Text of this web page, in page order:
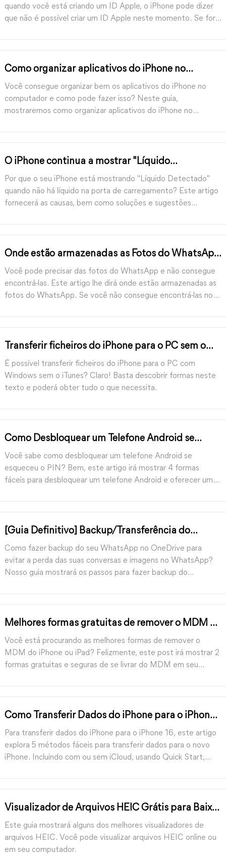
quando você está criando um ID Apple, o iPhone pode dizer
que não é possível criar um ID Apple neste momento. Se for
Como organizar aplicativos do iPhone no
computador com/sem iTunes
Você consegue organizar bem os aplicativos do iPhone no
computador e como pode fazer isso? Neste guia,
mostraremos como organizar aplicativos do iPhone no
O iPhone continua a mostrar "Líquido
Detectado" mas não está molhado? 6 Soluções
Por que o seu iPhone está mostrando "Líquido Detectado"
quando não há líquido na porta de carregamento? Este artigo
fornecerá as causas, bem como soluções e sugestões
Onde estão armazenadas as Fotos do WhatsApp
no iPhone, Android, PC?
Você pode precisar das fotos do WhatsApp e não consegue
encontrá-las. Este artigo lhe dirá onde estão armazenadas as
fotos do WhatsApp. Se você não consegue encontrá-las no
Transferir ficheiros do iPhone para o PC sem o
iTunes: 5 principais formas
É possível transferir ficheiros do iPhone para o PC com
Windows sem o iTunes? Claro! Basta descobrir formas neste
texto e poderá obter tudo o que necessita.
Como Desbloquear um Telefone Android se
Esqueceu o PIN [4 Formas Mais Fáceis]
Você sabe como desbloquear um telefone Android se
esqueceu o PIN? Bem, este artigo irá mostrar 4 formas
fáceis para desbloquear um telefone Android e oferecer um
[Guia Definitivo] Backup/Transferência do
WhatsApp para o OneDrive com Facilidade
Como fazer backup do seu WhatsApp no OneDrive para
evitar a perda das suas conversas e imagens no WhatsApp?
Nosso guia mostrará os passos para fazer backup do
Melhores formas gratuitas de remover o MDM do
iPhone/iPad [Guia 2026]
Você está procurando as melhores formas de remover o
MDM do iPhone ou iPad? Felizmente, este post irá mostrar 2
formas gratuitas e seguras de se livrar do MDM em seu
Como Transferir Dados do iPhone para o iPhone
16 | 5 Maneiras
Para transferir dados do iPhone para o iPhone 16, este artigo
explora 5 métodos fáceis para transferir dados para o novo
iPhone. Incluindo com ou sem iCloud, usando Quick Start,
Visualizador de Arquivos HEIC Grátis para Baixar
| Windows 11, 10, 8, 7
Este guia mostrará alguns dos melhores visualizadores de
arquivos HEIC. Você pode visualizar arquivos HEIC online ou
em seu computador.